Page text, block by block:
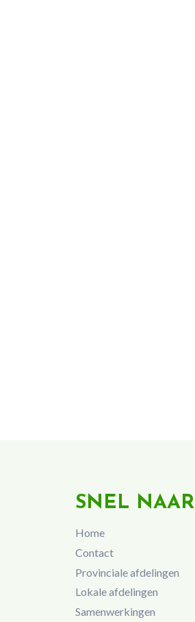
SNEL NAAR
Home
Contact
Provinciale afdelingen
Lokale afdelingen
Samenwerkingen